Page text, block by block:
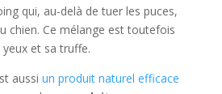
qui, au-delà de tuer les puces,
chien. Ce mélange est toutefois
et sa truffe.
aussi un produit naturel efficace